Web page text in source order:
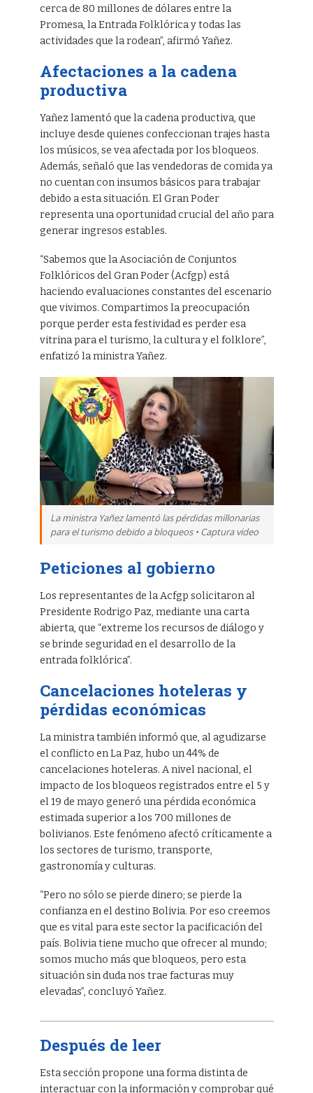
cerca de 80 millones de dólares entre la
Promesa, la Entrada Folklórica y todas las
actividades que la rodean”, afirmó Yañez.
Afectaciones a la cadena
productiva
Yañez lamentó que la cadena productiva, que
incluye desde quienes confeccionan trajes hasta
los músicos, se vea afectada por los bloqueos.
Además, señaló que las vendedoras de comida ya
no cuentan con insumos básicos para trabajar
debido a esta situación. El Gran Poder
representa una oportunidad crucial del año para
generar ingresos estables.
“Sabemos que la Asociación de Conjuntos
Folklóricos del Gran Poder (Acfgp) está
haciendo evaluaciones constantes del escenario
que vivimos. Compartimos la preocupación
porque perder esta festividad es perder esa
vitrina para el turismo, la cultura y el folklore”,
enfatizó la ministra Yañez.
La ministra Yañez lamentó las pérdidas millonarias
para el turismo debido a bloqueos • Captura video
Peticiones al gobierno
Los representantes de la Acfgp solicitaron al
Presidente Rodrigo Paz, mediante una carta
abierta, que “extreme los recursos de diálogo y
se brinde seguridad en el desarrollo de la
entrada folklórica”.
Cancelaciones hoteleras y
pérdidas económicas
La ministra también informó que, al agudizarse
el conflicto en La Paz, hubo un 44% de
cancelaciones hoteleras. A nivel nacional, el
impacto de los bloqueos registrados entre el 5 y
el 19 de mayo generó una pérdida económica
estimada superior a los 700 millones de
bolivianos. Este fenómeno afectó críticamente a
los sectores de turismo, transporte,
gastronomía y culturas.
“Pero no sólo se pierde dinero; se pierde la
confianza en el destino Bolivia. Por eso creemos
que es vital para este sector la pacificación del
país. Bolivia tiene mucho que ofrecer al mundo;
somos mucho más que bloqueos, pero esta
situación sin duda nos trae facturas muy
elevadas”, concluyó Yañez.
Después de leer
Esta sección propone una forma distinta de
interactuar con la información y comprobar qué